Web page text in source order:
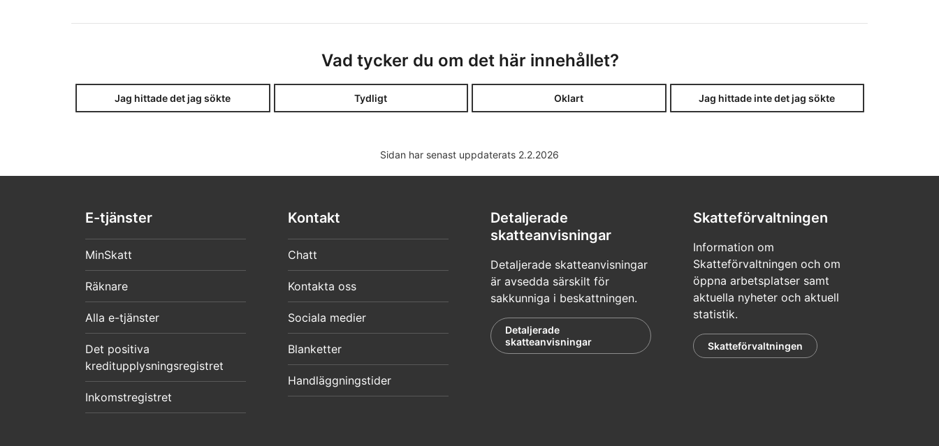
Vad tycker du om det här innehållet?
Jag hittade det jag sökte Tydligt Oklart Jag hittade inte det jag sökte
Sidan har senast uppdaterats 2.2.2026
E-tjänster
MinSkatt
Räknare
Alla e-tjänster
Det positiva
kreditupplysningsregistret
Inkomstregistret
Kontakt
Chatt
Kontakta oss
Sociala medier
Blanketter
Handläggningstider
Detaljerade
skatteanvisningar
Detaljerade skatteanvisningar
är avsedda särskilt för
sakkunniga i beskattningen.
Detaljerade
skatteanvisningar
Skatteförvaltningen
Information om
Skatteförvaltningen och om
öppna arbetsplatser samt
aktuella nyheter och aktuell
statistik.
Skatteförvaltningen